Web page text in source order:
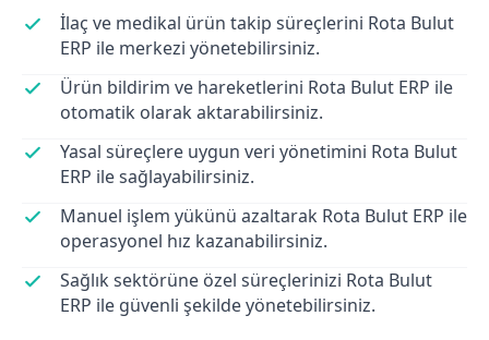
İlaç ve medikal ürün takip süreçlerini Rota Bulut
ERP ile merkezi yönetebilirsiniz.
Ürün bildirim ve hareketlerini Rota Bulut ERP ile
otomatik olarak aktarabilirsiniz.
Yasal süreçlere uygun veri yönetimini Rota Bulut
ERP ile sağlayabilirsiniz.
Manuel işlem yükünü azaltarak Rota Bulut ERP ile
operasyonel hız kazanabilirsiniz.
Sağlık sektörüne özel süreçlerinizi Rota Bulut
ERP ile güvenli şekilde yönetebilirsiniz.